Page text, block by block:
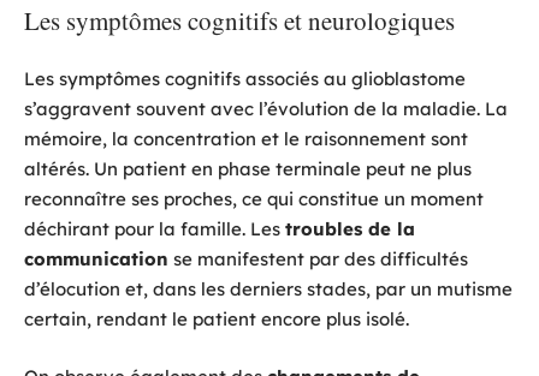
Les symptômes cognitifs et neurologiques
Les symptômes cognitifs associés au glioblastome
s’aggravent souvent avec l’évolution de la maladie. La
mémoire, la concentration et le raisonnement sont
altérés. Un patient en phase terminale peut ne plus
reconnaître ses proches, ce qui constitue un moment
déchirant pour la famille. Les troubles de la
communication se manifestent par des difficultés
d’élocution et, dans les derniers stades, par un mutisme
certain, rendant le patient encore plus isolé.